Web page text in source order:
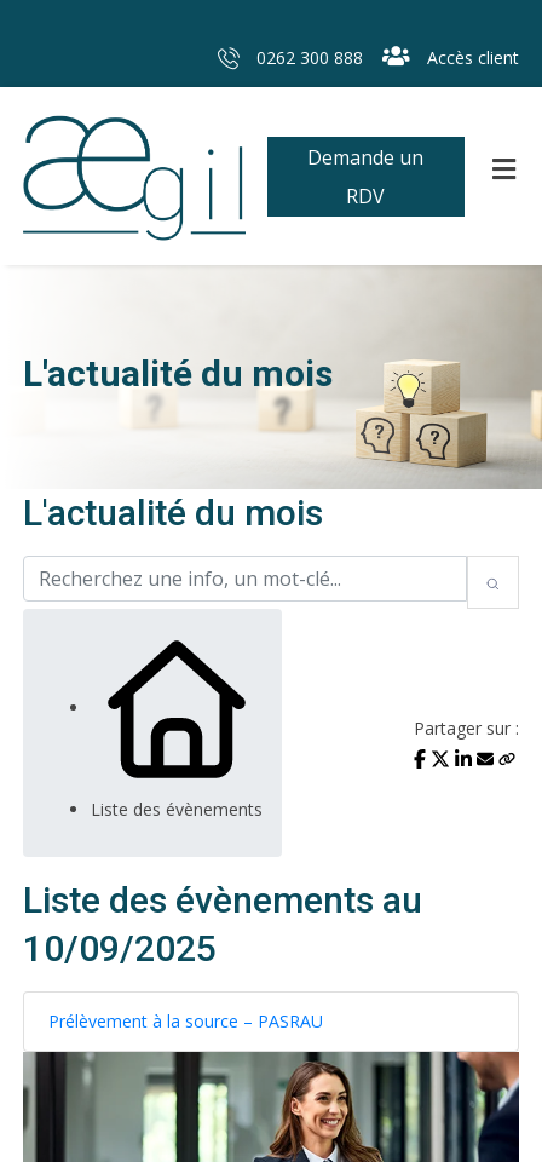
0262 300 888 Accès client
Demande un
RDV
L'actualité du mois
L'actualité du mois
Liste des évènements
Partager sur :
Liste des évènements au
10/09/2025
Prélèvement à la source – PASRAU